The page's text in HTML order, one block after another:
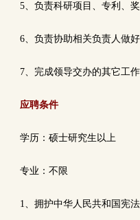
5、负责科研项目、专利、
6、负责协助相关负责人做
7、完成领导交办的其它工作
应聘条件
学历：硕士研究生以上
专业：不限
1、拥护中华人民共和国宪